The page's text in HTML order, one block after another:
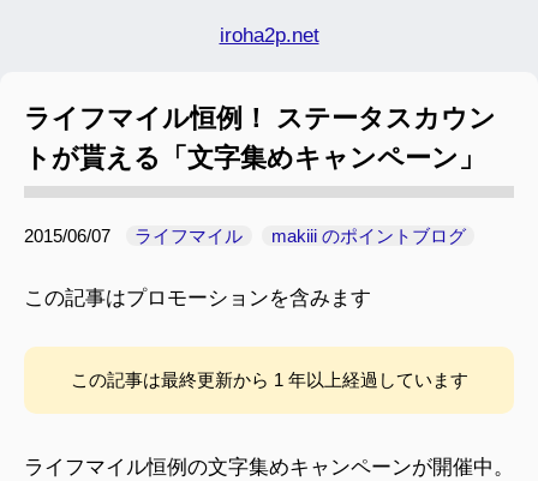
ライフマイル恒例！ ステータスカウン
トが貰える「文字集めキャンペーン」
2015/06/07 ライフマイル makiii のポイントブログ
この記事はプロモーションを含みます
この記事は最終更新から 1 年以上経過しています
ライフマイル恒例の文字集めキャンペーンが開催中。
iroha2p.net